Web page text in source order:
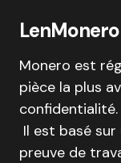
LenMonero
Monero est
pièce la plus
Il est basé
preuve de